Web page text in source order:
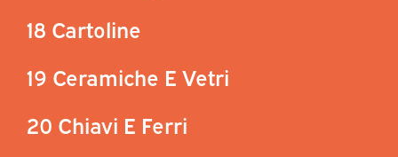
18 Cartoline
19 Ceramiche E Vetri
20 Chiavi E Ferri